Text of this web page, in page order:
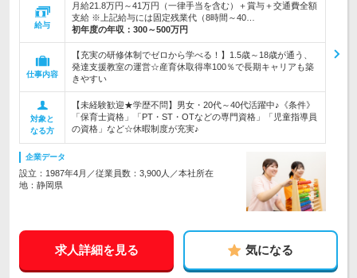
給与
月給21.8万円～41万円（一律手当を含む）＋賞与＋交通費全額
支給 ※上記給与には固定残業代（8時間～40…
初年度の年収： 300～500万円
仕事内容
【充実の研修体制でゼロから学べる！】1.5歳～18歳が通う、
発達支援教室の運営☆産育休取得率100％で長期キャリアも築
きやすい
対象と
なる方
【未経験歓迎★学歴不問】男女・20代～40代活躍中♪《条件》
「保育士資格」「PT・ST・OTなどの専門資格」「児童指導員
の資格」など☆休暇制度が充実♪
企業データ
設立：1987年4月／従業員数：3,900人／本社所在
地：静岡県
求人詳細を見る 気になる